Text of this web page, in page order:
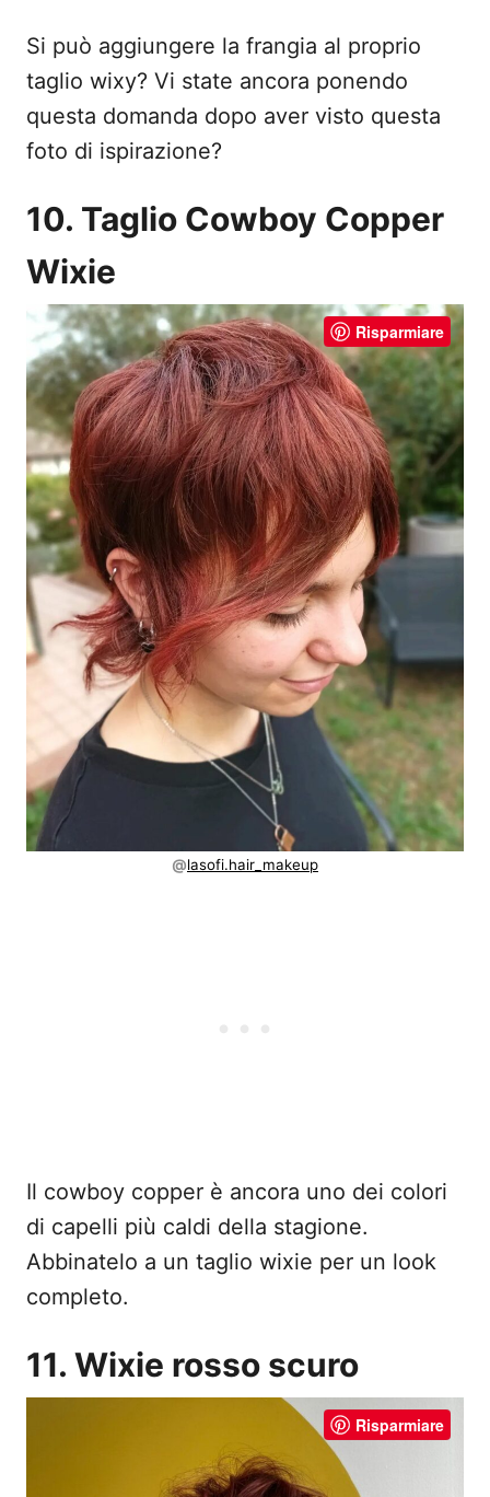
Si può aggiungere la frangia al proprio
taglio wixy? Vi state ancora ponendo
questa domanda dopo aver visto questa
foto di ispirazione?
10. Taglio Cowboy Copper
Wixie
Risparmiare
@lasofi.hair_makeup
Il cowboy copper è ancora uno dei colori
di capelli più caldi della stagione.
Abbinatelo a un taglio wixie per un look
completo.
11. Wixie rosso scuro
Risparmiare